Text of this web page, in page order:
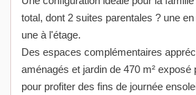
total, dont 2 suites parentales ? une
une à l'étage.
Des espaces complémentaires
aménagés et jardin de 470 m² exposé
pour profiter des fins de journée